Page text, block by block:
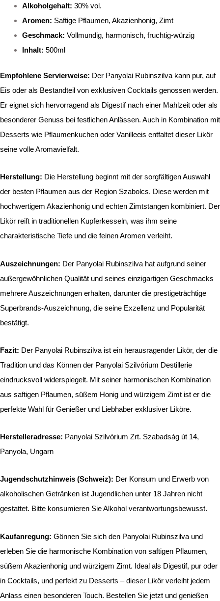
Alkoholgehalt: 30% vol.
Aromen: Saftige Pflaumen, Akazienhonig, Zimt
Geschmack: Vollmundig, harmonisch, fruchtig-würzig
Inhalt: 500ml
Empfohlene Servierweise: Der Panyolai Rubinszilva kann pur, auf
Eis oder als Bestandteil von exklusiven Cocktails genossen werden.
Er eignet sich hervorragend als Digestif nach einer Mahlzeit oder als
besonderer Genuss bei festlichen Anlässen. Auch in Kombination mit
Desserts wie Pflaumenkuchen oder Vanilleeis entfaltet dieser Likör
seine volle Aromavielfalt.
Herstellung: Die Herstellung beginnt mit der sorgfältigen Auswahl
der besten Pflaumen aus der Region Szabolcs. Diese werden mit
hochwertigem Akazienhonig und echten Zimtstangen kombiniert. Der
Likör reift in traditionellen Kupferkesseln, was ihm seine
charakteristische Tiefe und die feinen Aromen verleiht.
Auszeichnungen: Der Panyolai Rubinszilva hat aufgrund seiner
außergewöhnlichen Qualität und seines einzigartigen Geschmacks
mehrere Auszeichnungen erhalten, darunter die prestigeträchtige
Superbrands-Auszeichnung, die seine Exzellenz und Popularität
bestätigt.
Fazit: Der Panyolai Rubinszilva ist ein herausragender Likör, der die
Tradition und das Können der Panyolai Szilvórium Destillerie
eindrucksvoll widerspiegelt. Mit seiner harmonischen Kombination
aus saftigen Pflaumen, süßem Honig und würzigem Zimt ist er die
perfekte Wahl für Genießer und Liebhaber exklusiver Liköre.
Herstelleradresse: Panyolai Szilvórium Zrt. Szabadság út 14,
Panyola, Ungarn
Jugendschutzhinweis (Schweiz): Der Konsum und Erwerb von
alkoholischen Getränken ist Jugendlichen unter 18 Jahren nicht
gestattet. Bitte konsumieren Sie Alkohol verantwortungsbewusst.
Kaufanregung: Gönnen Sie sich den Panyolai Rubinszilva und
erleben Sie die harmonische Kombination von saftigen Pflaumen,
süßem Akazienhonig und würzigem Zimt. Ideal als Digestif, pur oder
in Cocktails, und perfekt zu Desserts – dieser Likör verleiht jedem
Anlass einen besonderen Touch. Bestellen Sie jetzt und genießen